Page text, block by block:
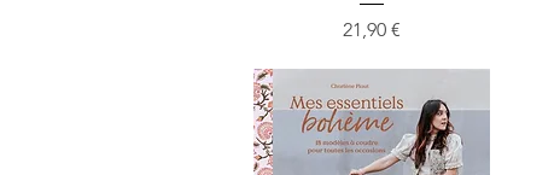
Prix
21,90 €